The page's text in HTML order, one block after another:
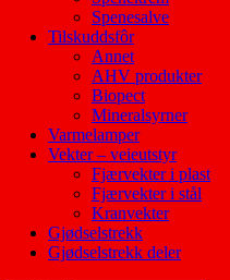
Spenesalve
Tilskuddsfôr
Annet
AHV produkter
Biopect
Mineralsyrner
Varmelamper
Vekter – veieutstyr
Fjærvekter i plast
Fjærvekter i stål
Kranvekter
Gjødselstrekk
Gjødselstrekk deler